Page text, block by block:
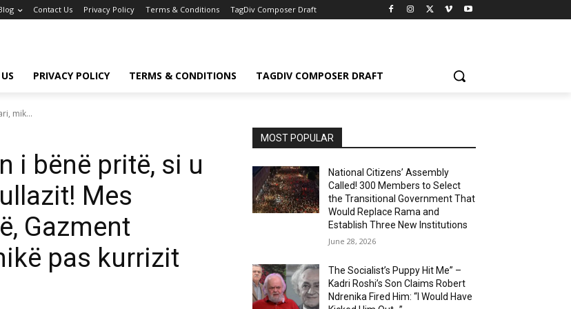
Contact Us Privacy Policy Terms & Conditions TagDiv Composer Draft
PRIVACY POLICY TERMS & CONDITIONS TAGDIV COMPOSER DRAFT
mik...
i bënë pritë, si u
Mes
Gazment
pas kurrizit
MOST POPULAR
National Citizens’ Assembly
Called! 300 Members to Select
the Transitional Government That
Would Replace Rama and
Establish Three New Institutions
June 28, 2026
The Socialist’s Puppy Hit Me” –
Kadri Roshi’s Son Claims Robert
Ndrenika Fired Him: “I Would Have